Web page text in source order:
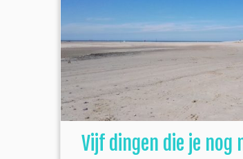
Vijf dingen die je nog